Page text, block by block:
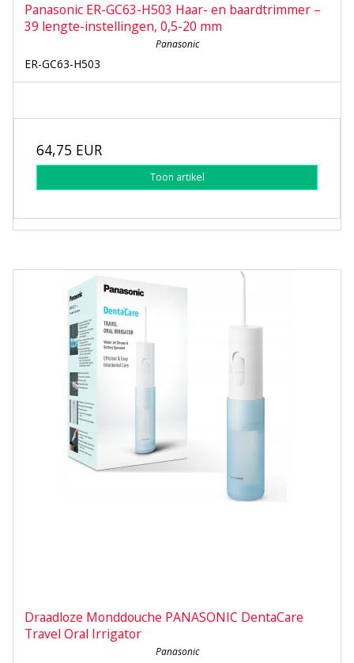
Panasonic ER-GC63-H503 Haar- en baardtrimmer –
39 lengte-instellingen, 0,5-20 mm
Panasonic
ER-GC63-H503
64,75 EUR
Toon artikel
Draadloze Monddouche PANASONIC DentaCare
Travel Oral Irrigator
Panasonic